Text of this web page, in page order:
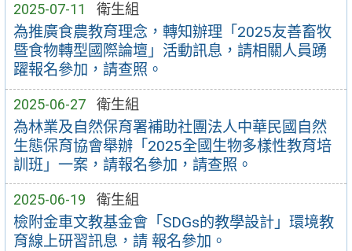
2025-07-11 衛生組
為推廣食農教育理念，轉知辦理「2025友善畜牧
暨食物轉型國際論壇」活動訊息，請相關人員踴
躍報名參加，請查照。
2025-06-27 衛生組
為林業及自然保育署補助社團法人中華民國自然
生態保育協會舉辦「2025全國生物多樣性教育培
訓班」一案，請報名參加，請查照。
2025-06-19 衛生組
檢附金車文教基金會「SDGs的教學設計」環境教
育線上研習訊息，請 報名參加。